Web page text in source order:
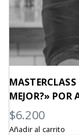
MEJOR?» POR
$6.200
Añadir al carrito